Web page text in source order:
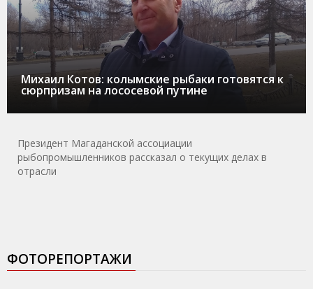
Михаил Котов: колымские рыбаки готовятся к
сюрпризам на лососевой путине
Президент Магаданской ассоциации
рыбопромышленников рассказал о текущих делах в
отрасли
ФОТОРЕПОРТАЖИ